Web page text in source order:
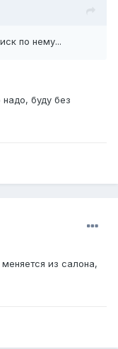
по нему...
буду без
из салона,